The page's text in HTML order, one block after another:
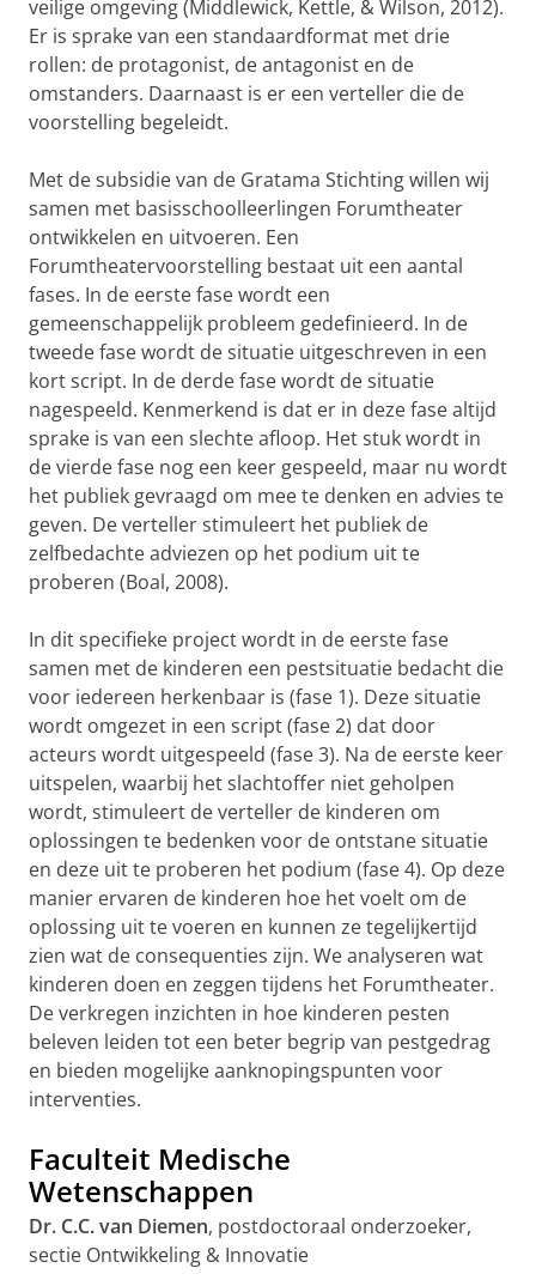
veilige omgeving (Middlewick, Kettle, & Wilson, 2012).
Er is sprake van een standaardformat met drie
rollen: de protagonist, de antagonist en de
omstanders. Daarnaast is er een verteller die de
voorstelling begeleidt.
Met de subsidie van de Gratama Stichting willen wij
samen met basisschoolleerlingen Forumtheater
ontwikkelen en uitvoeren. Een
Forumtheatervoorstelling bestaat uit een aantal
fases. In de eerste fase wordt een
gemeenschappelijk probleem gedefinieerd. In de
tweede fase wordt de situatie uitgeschreven in een
kort script. In de derde fase wordt de situatie
nagespeeld. Kenmerkend is dat er in deze fase altijd
sprake is van een slechte afloop. Het stuk wordt in
de vierde fase nog een keer gespeeld, maar nu wordt
het publiek gevraagd om mee te denken en advies te
geven. De verteller stimuleert het publiek de
zelfbedachte adviezen op het podium uit te
proberen (Boal, 2008).
In dit specifieke project wordt in de eerste fase
samen met de kinderen een pestsituatie bedacht die
voor iedereen herkenbaar is (fase 1). Deze situatie
wordt omgezet in een script (fase 2) dat door
acteurs wordt uitgespeeld (fase 3). Na de eerste keer
uitspelen, waarbij het slachtoffer niet geholpen
wordt, stimuleert de verteller de kinderen om
oplossingen te bedenken voor de ontstane situatie
en deze uit te proberen het podium (fase 4). Op deze
manier ervaren de kinderen hoe het voelt om de
oplossing uit te voeren en kunnen ze tegelijkertijd
zien wat de consequenties zijn. We analyseren wat
kinderen doen en zeggen tijdens het Forumtheater.
De verkregen inzichten in hoe kinderen pesten
beleven leiden tot een beter begrip van pestgedrag
en bieden mogelijke aanknopingspunten voor
interventies.
Faculteit Medische
Wetenschappen
Dr. C.C. van Diemen, postdoctoraal onderzoeker,
sectie Ontwikkeling & Innovatie